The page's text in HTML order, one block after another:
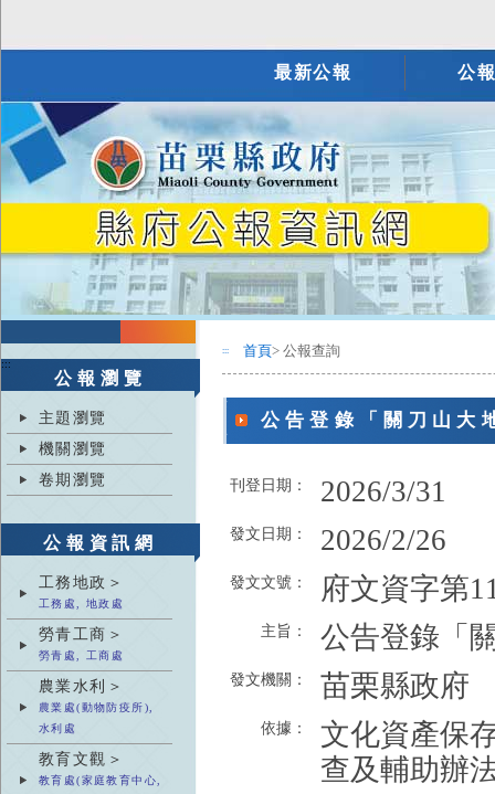
最新公報 公
:::
公報瀏覽
主題瀏覽
機關瀏覽
卷期瀏覽
公報資訊網
工務地政＞
工務處, 地政處
勞青工商＞
勞青處, 工商處
農業水利＞
農業處(動物防疫所),
水利處
教育文觀＞
教育處(家庭教育中心,
::: 首頁> 公報查詢
公告登錄「關刀山大
刊登日期： 2026/3/31
發文日期： 2026/2/26
發文文號： 府文資字第
主旨： 公告登錄「
發文機關： 苗栗縣政府
依據：
文化資產保
查及輔助辦